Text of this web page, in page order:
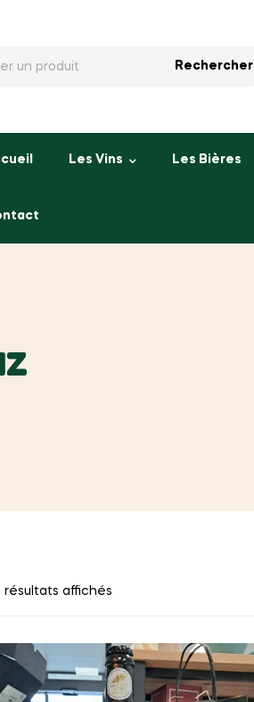
Rechercher
Les Vins Les Bières
résultats affichés